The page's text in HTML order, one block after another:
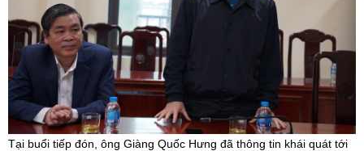
Tại buổi tiếp đón, ông Giàng Quốc Hưng đã thông tin khái quát tới